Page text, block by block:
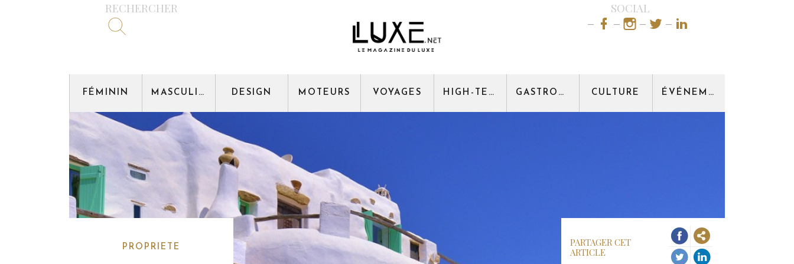
RECHERCHER SOCIAL
FÉMININ MASCULIN DESIGN MOTEURS VOYAGES HIGH-TECH GASTRONOMIE CULTURE ÉVÉNEMENT
PROPRIETE
PARTAGER CET
ARTICLE